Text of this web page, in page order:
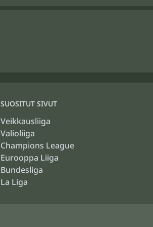
SUOSITUT SIVUT
Veikkausliiga
Valioliiga
Champions League
Eurooppa Liiga
Bundesliga
La Liga